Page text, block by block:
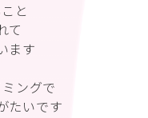
と
て
ます
ングで
たいです